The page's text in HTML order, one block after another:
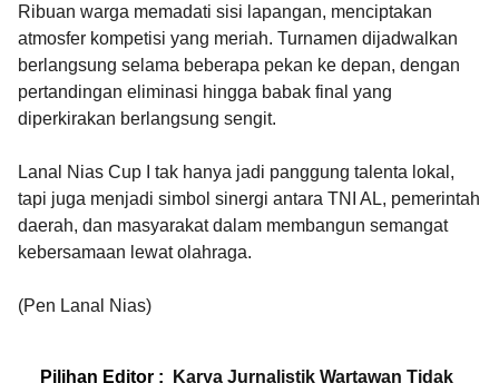
Ribuan warga memadati sisi lapangan, menciptakan
atmosfer kompetisi yang meriah. Turnamen dijadwalkan
berlangsung selama beberapa pekan ke depan, dengan
pertandingan eliminasi hingga babak final yang
diperkirakan berlangsung sengit.
Lanal Nias Cup I tak hanya jadi panggung talenta lokal,
tapi juga menjadi simbol sinergi antara TNI AL, pemerintah
daerah, dan masyarakat dalam membangun semangat
kebersamaan lewat olahraga.
(Pen Lanal Nias)
Pilihan Editor :
Karya Jurnalistik Wartawan Tidak